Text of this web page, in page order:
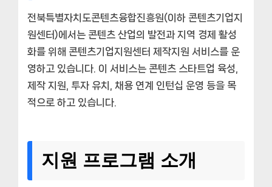
전북특별자치도콘텐츠융합진흥원(이하 콘텐츠기업지
원센터)에서는 콘텐츠 산업의 발전과 지역 경제 활성
화를 위해 콘텐츠기업지원센터 제작지원 서비스를 운
영하고 있습니다. 이 서비스는 콘텐츠 스타트업 육성,
제작 지원, 투자 유치, 채용 연계 인턴십 운영 등을 목
적으로 하고 있습니다.
지원 프로그램 소개